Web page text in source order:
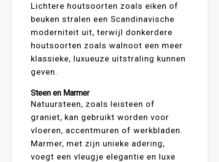
Lichtere houtsoorten zoals eiken of
beuken stralen een Scandinavische
moderniteit uit, terwijl donkerdere
houtsoorten zoals walnoot een meer
klassieke, luxueuze uitstraling kunnen
geven.
Steen en Marmer
Natuursteen, zoals leisteen of
graniet, kan gebruikt worden voor
vloeren, accentmuren of werkbladen.
Marmer, met zijn unieke adering,
voegt een vleugje elegantie en luxe